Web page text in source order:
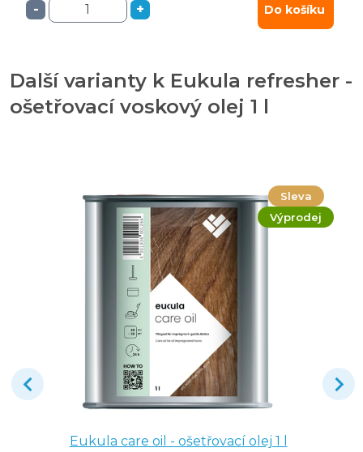
- + Do košíku
Další varianty k Eukula refresher -
ošetřovací voskový olej 1 l
Sleva
Výprodej
Eukula care oil - ošetřovací olej 1 l